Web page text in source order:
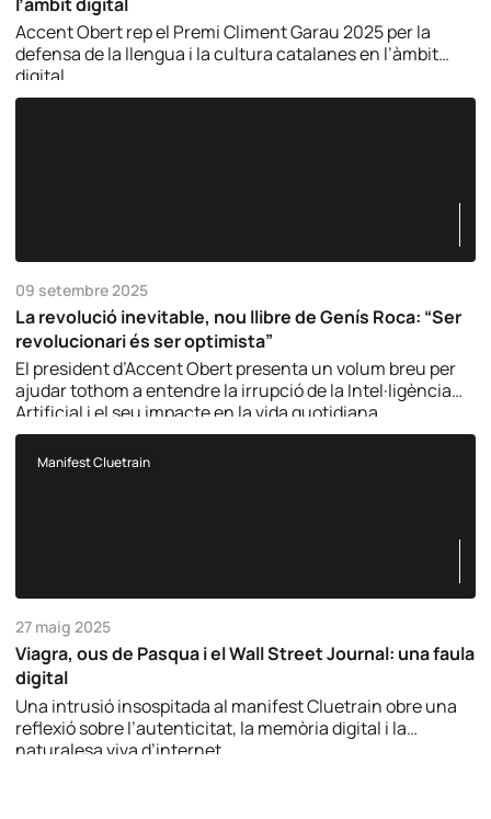
Accent Obert rep el Premi Climent Garau 2025 per la
defensa de la llengua i la cultura catalanes en l’àmbit
digital.
09 setembre 2025
La revolució inevitable, nou llibre de Genís Roca: “Ser
revolucionari és ser optimista”
El president d’Accent Obert presenta un volum breu per
ajudar tothom a entendre la irrupció de la Intel·ligència
Artificial i el seu impacte en la vida quotidiana.
Manifest Cluetrain
27 maig 2025
Viagra, ous de Pasqua i el Wall Street Journal: una faula
digital
Una intrusió insospitada al manifest Cluetrain obre una
reflexió sobre l’autenticitat, la memòria digital i la
naturalesa viva d’internet.